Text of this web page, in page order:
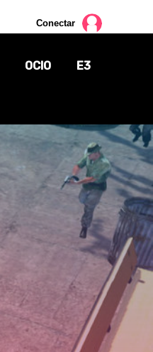
Conectar
OCIO
CÓMICS
MANGA
E3